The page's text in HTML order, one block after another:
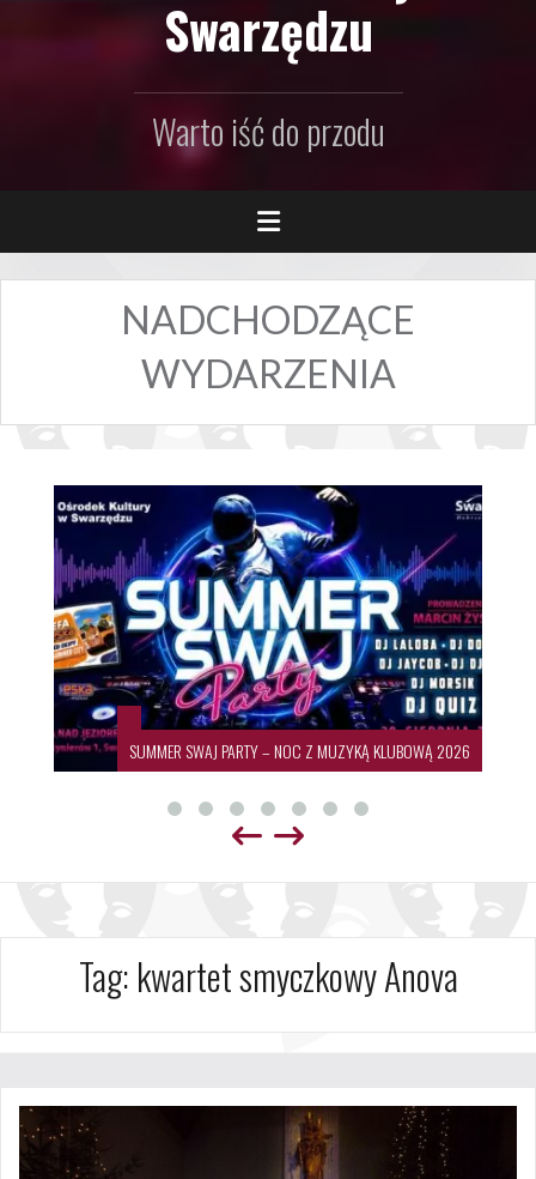
Swarzędzu
Warto iść do przodu
NADCHODZĄCE
WYDARZENIA
SUMMER SWAJ PARTY – NOC Z MUZYKĄ KLUBOWĄ 2026
Tag: kwartet smyczkowy Anova